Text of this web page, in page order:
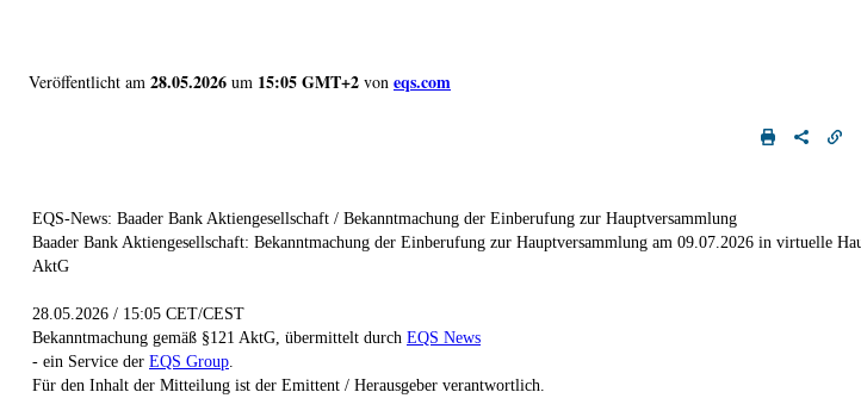
Veröffentlicht am 28.05.2026 um 15:05 GMT+2 von eqs.com
EQS-News: Baader Bank Aktiengesellschaft / Bekanntmachung der Einberufung zur Hauptversammlung
Baader Bank Aktiengesellschaft: Bekanntmachung der Einberufung zur Hauptversammlung am 09.07.2026 in virtuelle
AktG
28.05.2026 / 15:05 CET/CEST
Bekanntmachung gemäß §121 AktG, übermittelt durch EQS News
- ein Service der EQS Group
Für den Inhalt der Mitteilung ist der Emittent / Herausgeber verantwortlich.